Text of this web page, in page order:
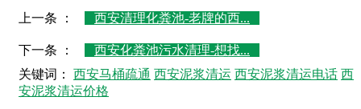
上一条 ： 西安清理化粪池-老牌的西...
下一条 ：
西安化粪池污水清理-想找...
关键词： 西安马桶疏通 西安泥浆清运 西安泥浆清运电话 西
安泥浆清运价格